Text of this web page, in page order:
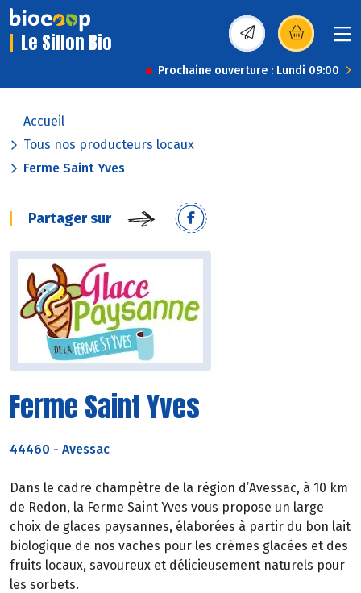
Le Sillon Bio (s’ouvre dans une
Prochaine ouverture : Lundi 09:00
Accueil
Tous nos producteurs locaux
Ferme Saint Yves
Partager sur
Ferme Saint Yves
44460 - Avessac
Dans le cadre champêtre de la région d’Avessac, à 10 km
de Redon, la Ferme Saint Yves vous propose un large
choix de glaces paysannes, élaborées à partir du bon lait
biologique de nos vaches pour les crèmes glacées et des
fruits locaux, savoureux et délicieusement naturels pour
les sorbets.